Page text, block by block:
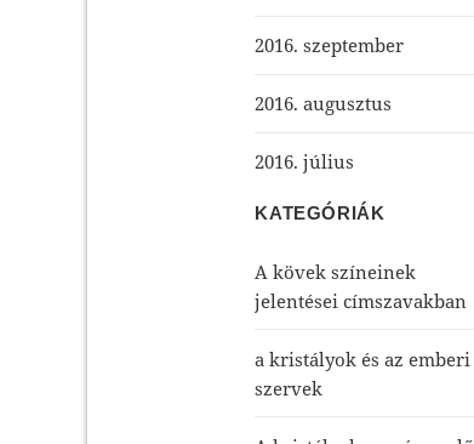
2016. szeptember
2016. augusztus
2016. július
KATEGÓRIÁK
A kövek színeinek
jelentései címszavakban
a kristályok és az emberi
szervek